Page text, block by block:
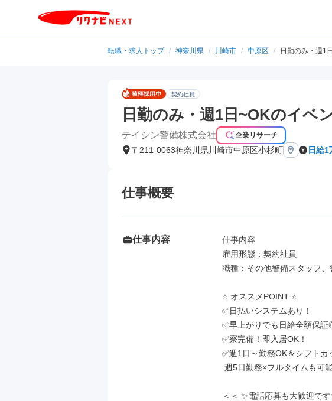
転職・求人トップ / 神奈川県 / 川崎市 / 中原区 / 日勤のみ・週1
契約社員
日勤のみ・週1日~OKのイベ
テイシン警備株式会社 企業リサーチ
〒211-0063神奈川県川崎市中原区小杉町 日給
仕事概要
仕事内容
仕事内容
雇用形態：契約社員
職種：その他警備スタッフ
⭐ オススメPOINT ⭐
✅日払いシステムあり！
✅早上がりでも日給全額保
✅寮完備！即入居OK！
✅週1日～勤務OK＆シフトカ
＜＜ ✨電話応募も大歓迎です